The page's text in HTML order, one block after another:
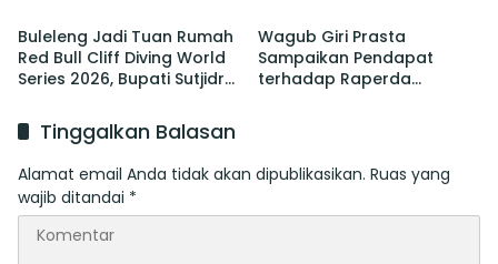
Buleleng Jadi Tuan Rumah
Red Bull Cliff Diving World
Series 2026, Bupati Sutjidra:
Wisata Bali Utara
Wagub Giri Prasta
Sampaikan Pendapat
terhadap Raperda
Tinggalkan Balasan
Alamat email Anda tidak akan dipublikasikan. Ruas yang
wajib ditandai *